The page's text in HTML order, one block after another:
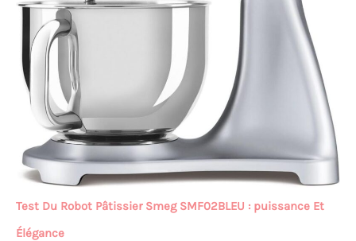
Test Du Robot Pâtissier Smeg SMF02BLEU : puissance Et
Élégance